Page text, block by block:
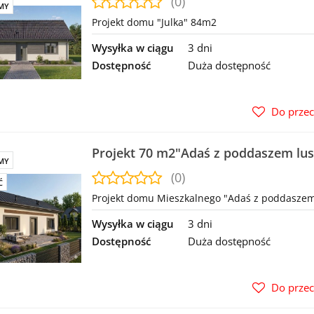
Projekt domu "Julka" 84m2
Wysyłka w ciągu
3 dni
Dostępność
Duża dostępność
Do
Projekt 70 m2"Adaś z poddaszem
MIESZKALNY na Zgłoszenie
(0)
Projekt domu Mieszkalnego "Adaś z
Wysyłka w ciągu
3 dni
Dostępność
Duża dostępność
Do